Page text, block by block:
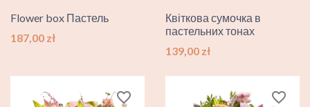
Flower box Пастель
Ціна
187,00 zł
Квіткова сумочка в
пастельних тонах
Ціна
139,00 zł
favorite_border favorite_border